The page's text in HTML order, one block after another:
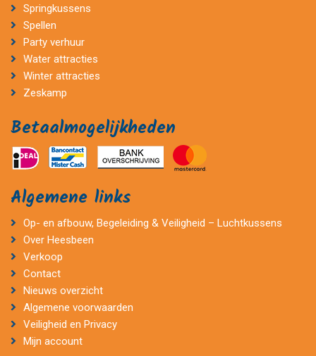
Springkussens
Spellen
Party verhuur
Water attracties
Winter attracties
Zeskamp
Betaalmogelijkheden
Algemene links
Op- en afbouw, Begeleiding & Veiligheid – Luchtkussens
Over Heesbeen
Verkoop
Contact
Nieuws overzicht
Algemene voorwaarden
Veiligheid en Privacy
Mijn account